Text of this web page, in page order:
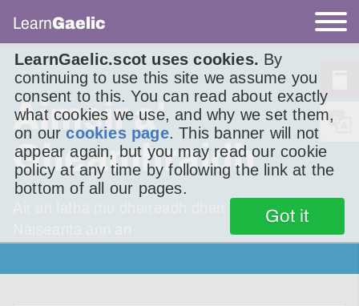
LearnGaelic.scot uses cookies. By
continuing to use this site we assume you
consent to this. You can read about exactly
what cookies we use, and why we set them,
on ourcookies page. This banner will not
appear again, but you may read our cookie
policy at any time by following the link at the
bottom of all our pages.
Got it
LearnGaelic
Aimsir a’
Gheamhraidh
Air an latha mu dheireadh dhen Mhòd